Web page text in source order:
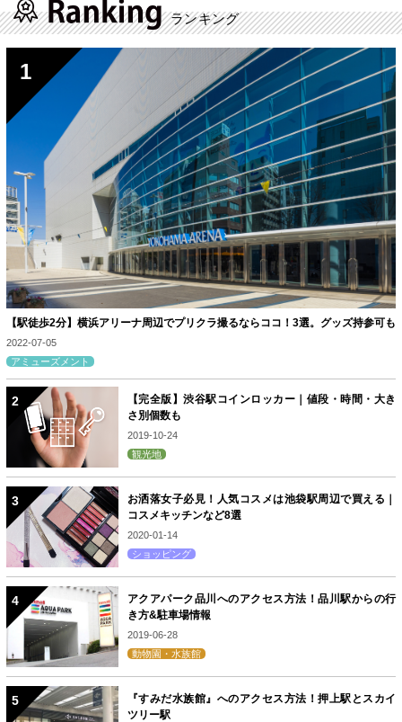
ランキング
【駅徒歩2分】横浜アリーナ周辺でプリクラ撮るならココ！3選。グッズ持参可も
2022-07-05
アミューズメント
【完全版】渋谷駅コインロッカー｜値段・時間・大き
さ別個数も
2019-10-24
観光地
お洒落女子必見！人気コスメは池袋駅周辺で買える｜
コスメキッチンなど8選
2020-01-14
ショッピング
アクアパーク品川へのアクセス方法！品川駅からの行
き方&駐車場情報
2019-06-28
動物園・水族館
『すみだ水族館』へのアクセス方法！押上駅とスカイ
ツリー駅